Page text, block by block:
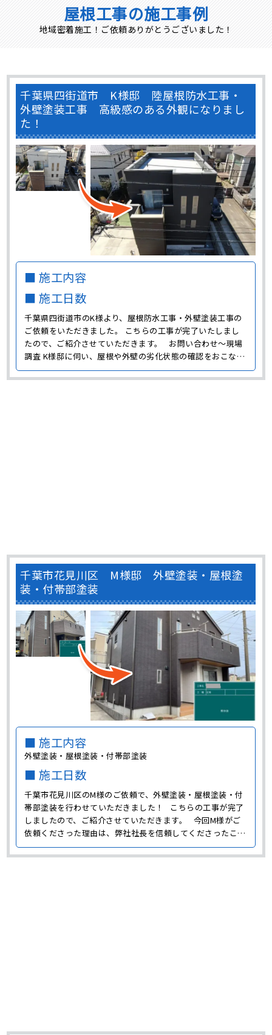
屋根工事の施工事例
地域密着施工！ご依頼ありがとうございました！
千葉県四街道市 K様邸 陸屋根防水工事・
外壁塗装工事 高級感のある外観になりまし
た！
■ 施工内容
■ 施工日数
千葉県四街道市のK様より、屋根防水工事・外壁塗装工事の
ご依頼をいただきました。 こちらの工事が完了いたしまし
たので、ご紹介させていただきます。 お問い合わせ～現場
調査 K様邸に伺い、屋根や外壁の劣化状態の確認をおこない
ました。 白い外壁には黒い汚れが全体的に広がり、建物自体
が暗い印象になって美観が低下している状態でした。 黒い
千葉市花見川区 M様邸 外壁塗装・屋根塗
装・付帯部塗装
■ 施工内容
外壁塗装・屋根塗装・付帯部塗装
■ 施工日数
千葉市花見川区のM様のご依頼で、外壁塗装・屋根塗装・付
帯部塗装を行わせていただきました！ こちらの工事が完了
しましたので、ご紹介させていただきます。 今回M様がご
依頼くださった理由は、弊社社長を信頼してくださったこと
だったそうです。 それでは今回のM様邸での工事につい
て、詳しくご紹介しましょう。 外壁塗装 施工前のM様